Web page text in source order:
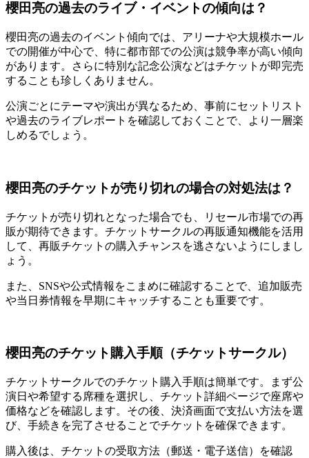
櫻田亮の過去のライブ・イベントの傾向は？
櫻田亮の過去のイベント傾向では、アリーナや大規模ホール
での開催が中心で、特に都市部での公演は競争率が高い傾向
があります。さらに特別な記念公演などはチケットが即完売
することも珍しくありません。
公演ごとにテーマや演出が異なるため、事前にセットリスト
や過去のライブレポートを確認しておくことで、より一層楽
しめるでしょう。
櫻田亮のチケットが売り切れの場合の対処法は？
チケットが売り切れとなった場合でも、リセール市場での再
販が期待できます。チケットサークルの再販通知機能を活用
して、再販チケットの購入チャンスを逃さないようにしまし
ょう。
また、SNSや公式情報をこまめに確認することで、追加販売
や当日券情報を早期にキャッチすることも重要です。
櫻田亮のチケット購入手順（チケットサークル）
チケットサークルでのチケット購入手順は簡単です。まず公
演日や希望する席種を選択し、チケット詳細ページで座席や
価格などを確認します。その後、決済画面で支払い方法を選
び、手続きを完了させることでチケットを確保できます。
購入後は、チケットの受取方法（郵送・電子送信）を確認